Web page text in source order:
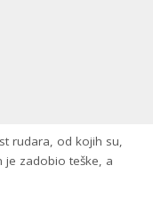
rudara, od kojih su,
je zadobio teške, a